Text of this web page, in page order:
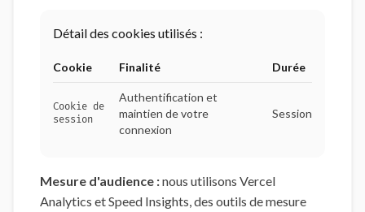
Détail des cookies utilisés :
Cookie Finalité Durée
Cookie de
session
Authentification et
maintien de votre
connexion
Session
Mesure d'audience :nous utilisons Vercel
Analytics et Speed Insights, des outils de mesure